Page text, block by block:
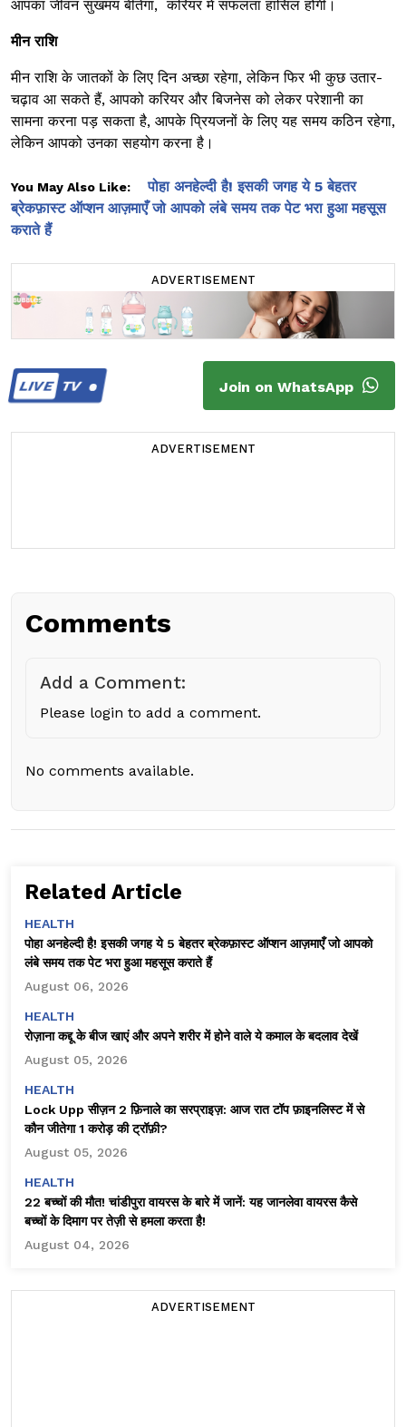
आपका जीवन सुखमय बीतेगा, करियर में सफलता हासिल होगी।
मीन राशि
मीन राशि के जातकों के लिए दिन अच्छा रहेगा, लेकिन फिर भी कुछ उतार-
चढ़ाव आ सकते हैं, आपको करियर और बिजनेस को लेकर परेशानी का
सामना करना पड़ सकता है, आपके प्रियजनों के लिए यह समय कठिन रहेगा,
लेकिन आपको उनका सहयोग करना है।
You May Also Like:
पोहा अनहेल्दी है! इसकी जगह ये 5 बेहतर
ब्रेकफ़ास्ट ऑप्शन आज़माएँ जो आपको लंबे समय तक पेट भरा हुआ महसूस
कराते हैं
ADVERTISEMENT
LIVETV Join on WhatsApp
ADVERTISEMENT
Comments
Add a Comment:
Please login to add a comment.
No comments available.
Related Article
HEALTH
पोहा अनहेल्दी है! इसकी जगह ये 5 बेहतर ब्रेकफ़ास्ट ऑप्शन आज़माएँ जो आपको
लंबे समय तक पेट भरा हुआ महसूस कराते हैं
August 06, 2026
HEALTH
रोज़ाना कद्दू के बीज खाएं और अपने शरीर में होने वाले ये कमाल के बदलाव देखें
August 05, 2026
HEALTH
Lock Upp सीज़न 2 फ़िनाले का सरप्राइज़: आज रात टॉप फ़ाइनलिस्ट में से
कौन जीतेगा ₹1 करोड़ की ट्रॉफ़ी?
August 05, 2026
HEALTH
22 बच्चों की मौत! चांडीपुरा वायरस के बारे में जानें: यह जानलेवा वायरस कैसे
बच्चों के दिमाग पर तेज़ी से हमला करता है!
August 04, 2026
ADVERTISEMENT